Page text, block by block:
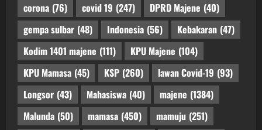
corona (76) covid 19 (247) DPRD Majene (40)
gempa sulbar (48) Indonesia (56) Kebakaran (47)
Kodim 1401 majene (111) KPU Majene (104)
KPU Mamasa (45) KSP (260) lawan Covid-19 (93)
Longsor (43) Mahasiswa (40) majene (1384)
Malunda (50) mamasa (450) mamuju (251)